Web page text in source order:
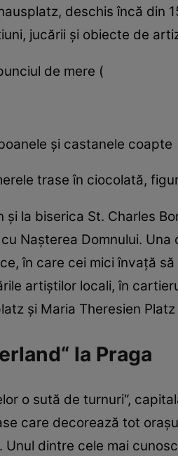
deschis încă din
jucării şi obiecte de
de mere (
şi castanele coapte
trase în ciocolată,
şi la biserica St. Charles
Naşterea Domnului.
în care cei mici învaţă
artiştilor locali, în
şi Maria Theresien
la Praga
o sută de turnuri“,
care decorează tot
dintre cele mai